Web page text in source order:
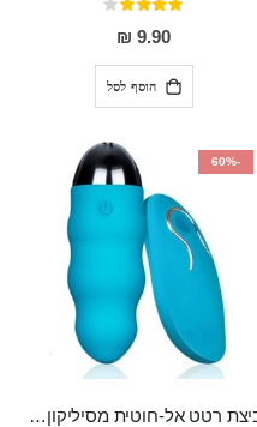
דירוג:
80%
9.90 ₪
הוסף לסל
-60%
ביצת רטט אל-חוטית מסיליקון רפואי בגודל של 8 ס"מ ורוחב 3 ס"מ בעלת 20 מהירויות שונות "ENKI"